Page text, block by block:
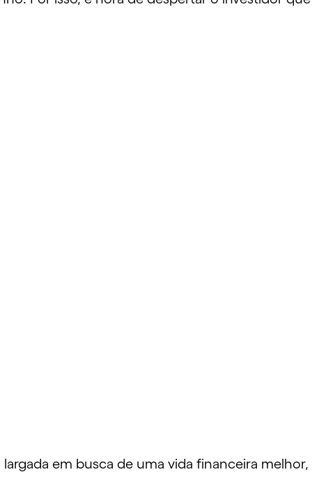
em busca de uma vida financeira melhor,